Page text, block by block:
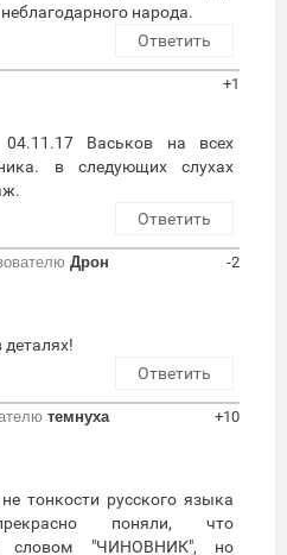
народа.
Ответить
+1
Васьков на всех
в следующих слухах
Ответить
Дрон
-2
Ответить
темнуха
+10
тонкости русского языка
поняли, что
словом "ЧИНОВНИК", но